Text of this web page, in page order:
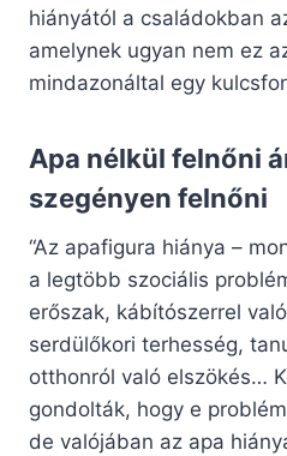
hiányától a családokban
amelynek ugyan nem ez
mindazonáltal egy
Apa nélkül felnőni
szegényen felnőni
“Az apafigura hiánya –
a legtöbb szociális
erőszak, kábítószerrel
serdülőkori terhesség,
otthonról való elszökés…
gondolták, hogy e
de valójában az apa